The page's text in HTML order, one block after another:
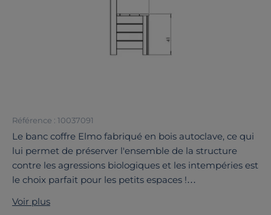
Référence : 10037091
Le banc coffre Elmo fabriqué en bois autoclave, ce qui
lui permet de préserver l'ensemble de la structure
contre les agressions biologiques et les intempéries est
le choix parfait pour les petits espaces !
pour s'asseoir, mais également un espace de
Voir plus